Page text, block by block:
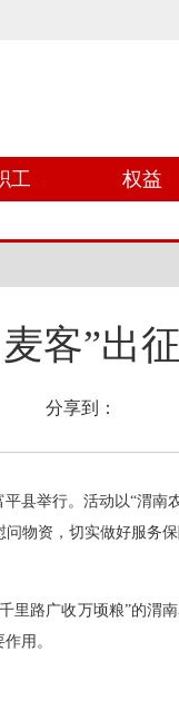
工 权益
客”出征
分享到：
举行。活动以“渭南
物资，切实做好服务
路广收万顷粮”的渭南
用。